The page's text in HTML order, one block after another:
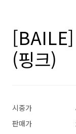
(핑크)
시중가
판매가